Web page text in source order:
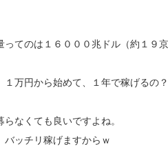
てのは１６０００兆ドル（約１９京
万円から始めて、１年で稼げるの？
なくても良いですよね。
ッチリ稼げますからｗ